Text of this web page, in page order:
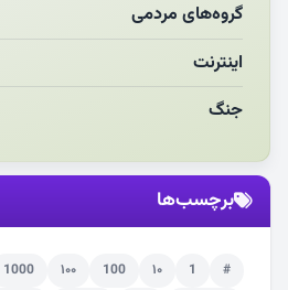
گروه‌های مردمی
اینترنت
جنگ
برچسب‌ها
#
1 ۱۰ 100 ۱۰۰ 1000